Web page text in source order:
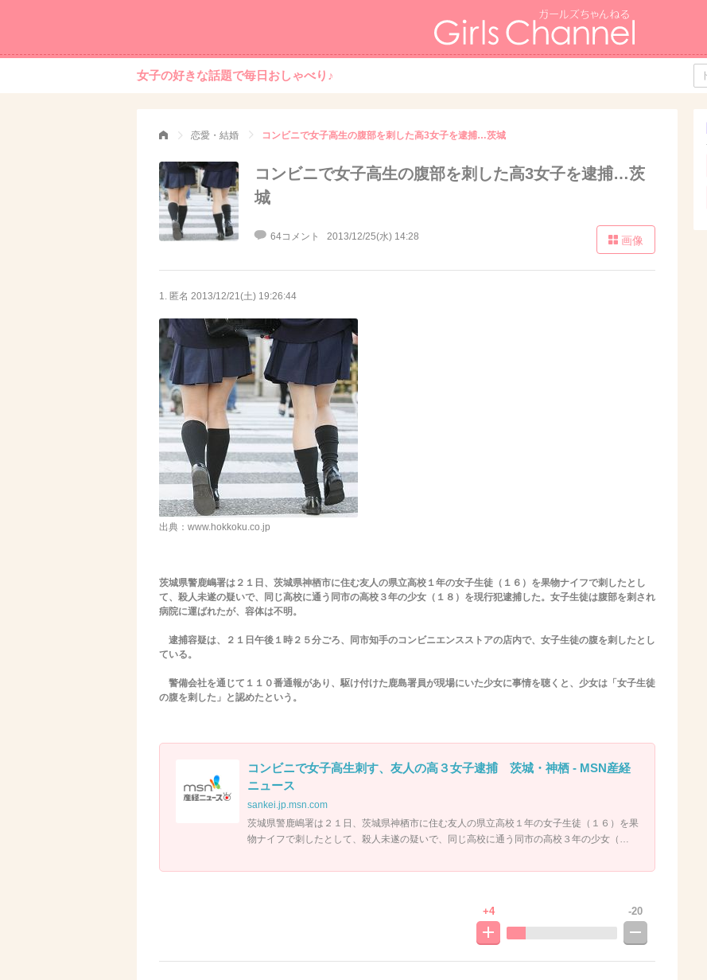
女子の好きな話題で毎日おしゃべり♪
恋愛・結婚 コンビニで女子高生の腹部を刺した高3女子を逮捕…茨城
コンビニで女子高生の腹部を刺した高3女子を逮捕…茨
城
64コメント 2013/12/25(水) 14:28 画像
1. 匿名 2013/12/21(土) 19:26:44
出典：www.hokkoku.co.jp
茨城県警鹿嶋署は２１日、茨城県神栖市に住む友人の県立高校１年の女子生徒（１６）を果物ナイフで刺したとし
て、殺人未遂の疑いで、同じ高校に通う同市の高校３年の少女（１８）を現行犯逮捕した。女子生徒は腹部を刺され
病院に運ばれたが、容体は不明。
逮捕容疑は、２１日午後１時２５分ごろ、同市知手のコンビニエンスストアの店内で、女子生徒の腹を刺したとし
ている。
警備会社を通じて１１０番通報があり、駆け付けた鹿島署員が現場にいた少女に事情を聴くと、少女は「女子生徒
の腹を刺した」と認めたという。
コンビニで女子高生刺す、友人の高３女子逮捕 茨城・神栖 - MSN産経
ニュース
sankei.jp.msn.com
茨城県警鹿嶋署は２１日、茨城県神栖市に住む友人の県立高校１年の女子生徒（１６）を果
物ナイフで刺したとして、殺人未遂の疑いで、同じ高校に通う同市の高校３年の少女（…
+4 -20